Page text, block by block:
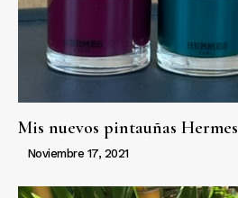
Mis nuevos pintauñas Hermes
Noviembre 17, 2021